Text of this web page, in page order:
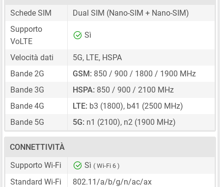
Schede SIM
Dual SIM (Nano-SIM + Nano-SIM)
Supporto
VoLTE
Sì
Velocità dati
5G, LTE, HSPA
Bande 2G
GSM: 850 / 900 / 1800 / 1900 MHz
Bande 3G
HSPA: 850 / 900 / 2100 MHz
Bande 4G
LTE: b3 (1800), b41 (2500 MHz)
Bande 5G
5G: n1 (2100), n2 (1900 MHz)
CONNETTIVITÀ
Supporto Wi-Fi
Sì ( Wi-Fi 6 )
Standard Wi-Fi
802.11/a/b/g/n/ac/ax